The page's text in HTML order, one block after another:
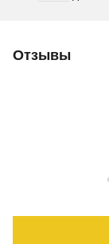
Отзывы